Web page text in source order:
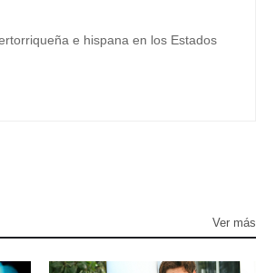
e hispana en los Estados
Ver más